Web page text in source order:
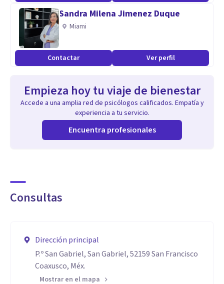
Sandra Milena Jimenez Duque
Miami
Contactar Ver perfil
Empieza hoy tu viaje de bienestar
Accede a una amplia red de psicólogos calificados. Empatía y
experiencia a tu servicio.
Encuentra profesionales
Consultas
Dirección principal
P.º San Gabriel, San Gabriel, 52159 San Francisco
Coaxusco, Méx.
Mostrar en el mapa